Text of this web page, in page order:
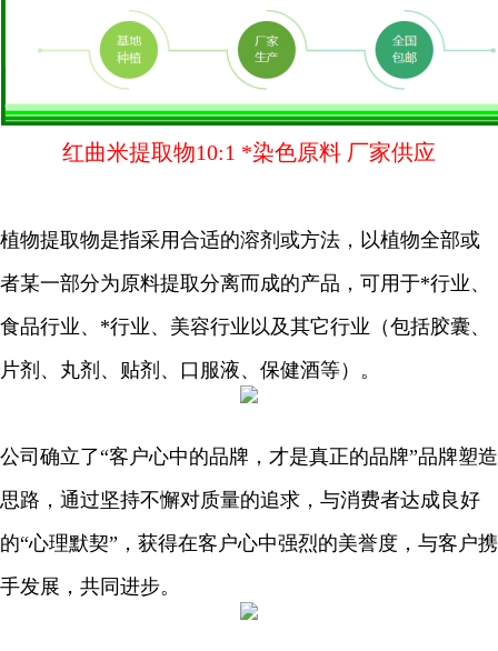
红曲米提取物10:1 *染色原料 厂家供应
植物提取物是指采用合适的溶剂或方法，以植物全部或
者某一部分为原料提取分离而成的产品，可用于*行业、
食品行业、*行业、美容行业以及其它行业（包括胶囊、
片剂、丸剂、贴剂、口服液、保健酒等）。
公司确立了“客户心中的品牌，才是真正的品牌”品牌塑造
思路，通过坚持不懈对质量的追求，与消费者达成良好
的“心理默契”，获得在客户心中强烈的美誉度，与客户携
手发展，共同进步。